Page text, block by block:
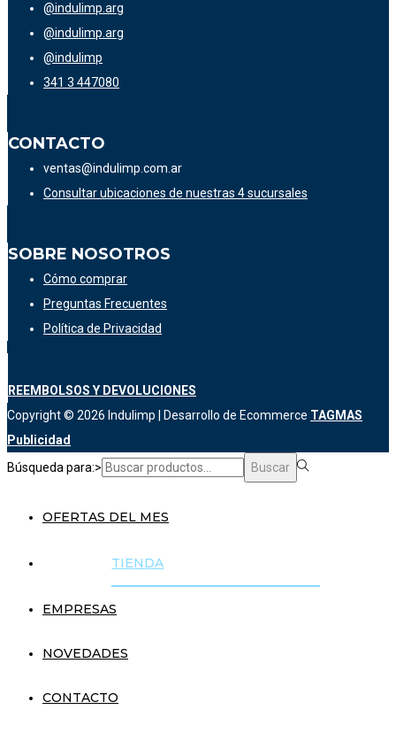
@indulimp.arg
@indulimp.arg
@indulimp
341 3 447080
CONTACTO
ventas@indulimp.com.ar
Consultar ubicaciones de nuestras 4 sucursales
SOBRE NOSOTROS
Cómo comprar
Preguntas Frecuentes
Política de Privacidad
REEMBOLSOS Y DEVOLUCIONES
Copyright © 2026 Indulimp | Desarrollo de Ecommerce TAGMAS
Publicidad
Búsqueda para:>
Buscar
OFERTAS DEL MES
TIENDA
EMPRESAS
NOVEDADES
CONTACTO